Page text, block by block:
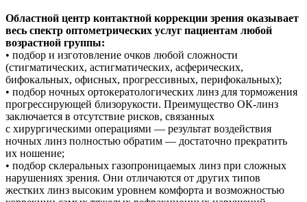
Областной центр контактной коррекции зрения оказывает
весь спектр оптометрических услуг пациентам любой
возрастной группы:
• подбор и изготовление очков любой сложности
(стигматических, астигматических, асферических,
бифокальных, офисных, прогрессивных, перифокальных);
• подбор ночных ортокератологических линз для торможения
прогрессирующей близорукости. Преимущество ОК-линз
заключается в отсутствие рисков, связанных
с хирургическими операциями — результат воздействия
ночных линз полностью обратим — достаточно прекратить
их ношение;
• подбор склеральных газопроницаемых линз при сложных
нарушениях зрения. Они отличаются от других типов
жестких линз высоким уровнем комфорта и возможностью